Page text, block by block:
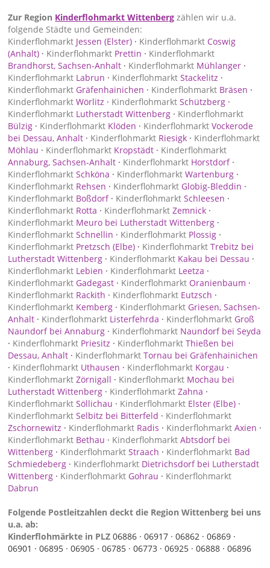
Zur Region Kinderflohmarkt Wittenberg zählen wir u.a.
folgende Städte und Gemeinden:
Kinderflohmarkt Jessen (Elster) · Kinderflohmarkt Coswig
(Anhalt) · Kinderflohmarkt Prettin · Kinderflohmarkt
Brandhorst, Sachsen-Anhalt · Kinderflohmarkt Mühlanger ·
Kinderflohmarkt Labrun · Kinderflohmarkt Stackelitz ·
Kinderflohmarkt Gräfenhainichen · Kinderflohmarkt Bräsen ·
Kinderflohmarkt Wörlitz · Kinderflohmarkt Schützberg ·
Kinderflohmarkt Lutherstadt Wittenberg · Kinderflohmarkt
Bülzig · Kinderflohmarkt Klöden · Kinderflohmarkt Vockerode
bei Dessau, Anhalt · Kinderflohmarkt Riesigk · Kinderflohmarkt
Möhlau · Kinderflohmarkt Kropstädt · Kinderflohmarkt
Annaburg, Sachsen-Anhalt · Kinderflohmarkt Horstdorf·
Kinderflohmarkt Schköna · Kinderflohmarkt Wartenburg ·
Kinderflohmarkt Rehsen · Kinderflohmarkt Globig-Bleddin ·
Kinderflohmarkt Boßdorf· Kinderflohmarkt Schleesen ·
Kinderflohmarkt Rotta · Kinderflohmarkt Zemnick ·
Kinderflohmarkt Meuro bei Lutherstadt Wittenberg ·
Kinderflohmarkt Schnellin · Kinderflohmarkt Plossig ·
Kinderflohmarkt Pretzsch (Elbe) · Kinderflohmarkt Trebitz bei
Lutherstadt Wittenberg · Kinderflohmarkt Kakau bei Dessau ·
Kinderflohmarkt Lebien · Kinderflohmarkt Leetza ·
Kinderflohmarkt Gadegast · Kinderflohmarkt Oranienbaum ·
Kinderflohmarkt Rackith · Kinderflohmarkt Eutzsch ·
Kinderflohmarkt Kemberg · Kinderflohmarkt Griesen, Sachsen-
Anhalt · Kinderflohmarkt Listerfehrda · Kinderflohmarkt Groß
Naundorf bei Annaburg · Kinderflohmarkt Naundorf bei Seyda
· Kinderflohmarkt Priesitz · Kinderflohmarkt Thießen bei
Dessau, Anhalt · Kinderflohmarkt Tornau bei Gräfenhainichen
· Kinderflohmarkt Uthausen · Kinderflohmarkt Korgau ·
Kinderflohmarkt Zörnigall · Kinderflohmarkt Mochau bei
Lutherstadt Wittenberg · Kinderflohmarkt Zahna ·
Kinderflohmarkt Söllichau · Kinderflohmarkt Elster (Elbe) ·
Kinderflohmarkt Selbitz bei Bitterfeld · Kinderflohmarkt
Zschornewitz · Kinderflohmarkt Radis · Kinderflohmarkt Axien ·
Kinderflohmarkt Bethau · Kinderflohmarkt Abtsdorf bei
Wittenberg · Kinderflohmarkt Straach · Kinderflohmarkt Bad
Schmiedeberg · Kinderflohmarkt Dietrichsdorf bei Lutherstadt
Wittenberg · Kinderflohmarkt Gohrau · Kinderflohmarkt
Dabrun
Folgende Postleitzahlen deckt die Region Wittenberg bei uns
u.a. ab:
Kinderflohmärkte in PLZ06886 ·06917 ·06862 ·06869 ·
06901 ·06895 ·06905 ·06785 ·06773 ·06925 ·06888 ·06896